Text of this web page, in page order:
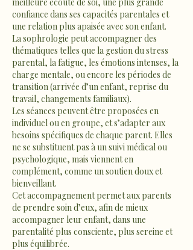
confiance dans ses capacités parentales et
une relation plus apaisée avec son enfant.
La sophrologie peut accompagner des
thématiques telles que la gestion du stress
parental, la fatigue, les émotions intenses, la
charge mentale, ou encore les périodes de
transition (arrivée d’un enfant, reprise du
travail, changements familiaux).
Les séances peuvent être proposées en
individuel ou en groupe, et s’adapter aux
besoins spécifiques de chaque parent. Elles
ne se substituent pas à un suivi médical ou
psychologique, mais viennent en
complément, comme un soutien doux et
bienveillant.
Cet accompagnement permet aux parents
de prendre soin d’eux, afin de mieux
accompagner leur enfant, dans une
parentalité plus consciente, plus sereine et
plus équilibrée.